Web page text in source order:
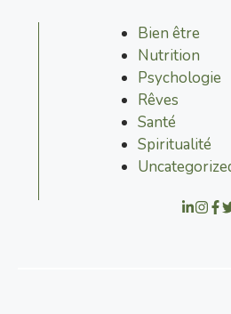
Bien être
Nutrition
Psychologie
Rêves
Santé
Spiritualité